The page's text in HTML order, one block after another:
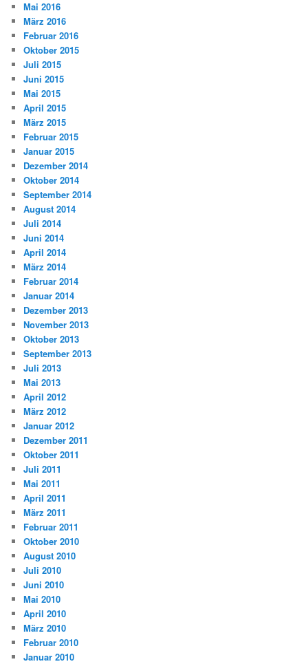
Mai 2016
März 2016
Februar 2016
Oktober 2015
Juli 2015
Juni 2015
Mai 2015
April 2015
März 2015
Februar 2015
Januar 2015
Dezember 2014
Oktober 2014
September 2014
August 2014
Juli 2014
Juni 2014
April 2014
März 2014
Februar 2014
Januar 2014
Dezember 2013
November 2013
Oktober 2013
September 2013
Juli 2013
Mai 2013
April 2012
März 2012
Januar 2012
Dezember 2011
Oktober 2011
Juli 2011
Mai 2011
April 2011
März 2011
Februar 2011
Oktober 2010
August 2010
Juli 2010
Juni 2010
Mai 2010
April 2010
März 2010
Februar 2010
Januar 2010